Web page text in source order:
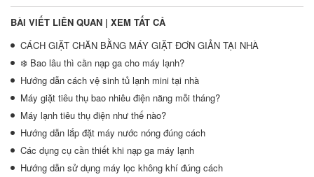
BÀI VIẾT LIÊN QUAN | XEM TẤT CẢ
CÁCH GIẶT CHĂN BẰNG MÁY GIẶT ĐƠN GIẢN TẠI NHÀ
❄️ Bao lâu thì cần nạp ga cho máy lạnh?
Hướng dẫn cách vệ sinh tủ lạnh mini tại nhà
Máy giặt tiêu thụ bao nhiêu điện năng mỗi tháng?
Máy lạnh tiêu thụ điện như thế nào?
Hướng dẫn lắp đặt máy nước nóng đúng cách
Các dụng cụ cần thiết khi nạp ga máy lạnh
Hướng dẫn sử dụng máy lọc không khí đúng cách